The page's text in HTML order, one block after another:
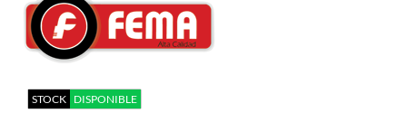
STOCK DISPONIBLE